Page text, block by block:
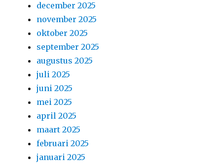
december 2025
november 2025
oktober 2025
september 2025
augustus 2025
juli 2025
juni 2025
mei 2025
april 2025
maart 2025
februari 2025
januari 2025